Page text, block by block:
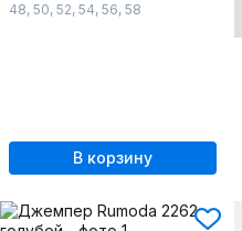
48, 50, 52, 54, 56, 58
В корзину